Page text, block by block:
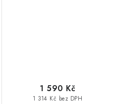
1 314 Kč bez DPH
1 590 Kč